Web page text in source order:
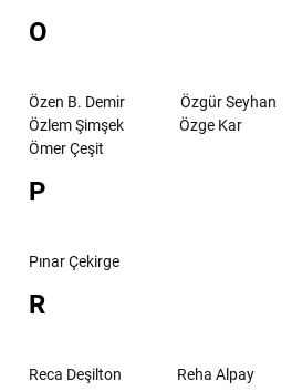
O
Özen B. Demir
Özgür Seyhan
Özlem Şimşek
Özge Kar
Ömer Çeşit
P
Pınar Çekirge
R
Reca Deşilton Reha Alpay